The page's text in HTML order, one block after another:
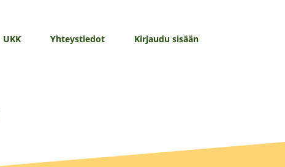
UKK Yhteystiedot Kirjaudu sisään